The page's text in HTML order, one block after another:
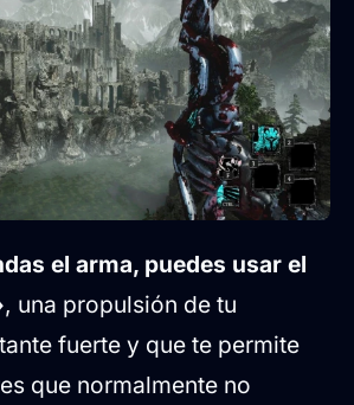
el arma, puedes usar el
, una propulsión de tu
fuerte y que te permite
que normalmente no